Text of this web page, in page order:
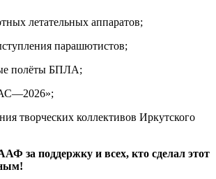
летательных аппаратов;
парашютистов;
полёты БПЛА;
творческих коллективов Иркутского
за поддержку и всех, кто сделал этот